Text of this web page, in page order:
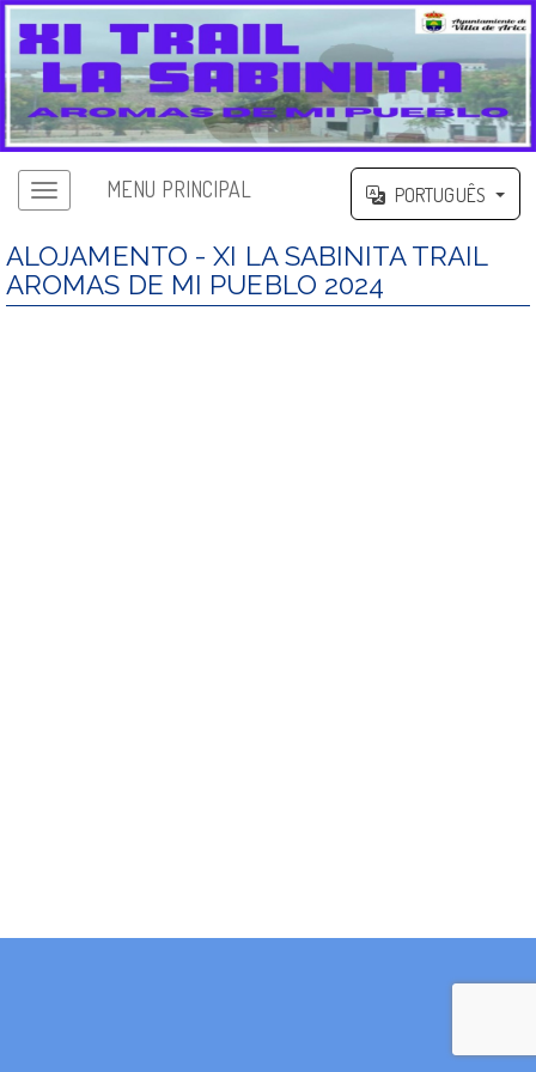
MENU PRINCIPAL PORTUGUÊS
ALOJAMENTO - XI LA SABINITA TRAIL
AROMAS DE MI PUEBLO 2024